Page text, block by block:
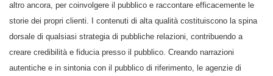
altro ancora, per coinvolgere il pubblico e raccontare efficacemente le
storie dei propri clienti. I contenuti di alta qualità costituiscono la spina
dorsale di qualsiasi strategia di pubbliche relazioni, contribuendo a
creare credibilità e fiducia presso il pubblico. Creando narrazioni
autentiche e in sintonia con il pubblico di riferimento, le agenzie di